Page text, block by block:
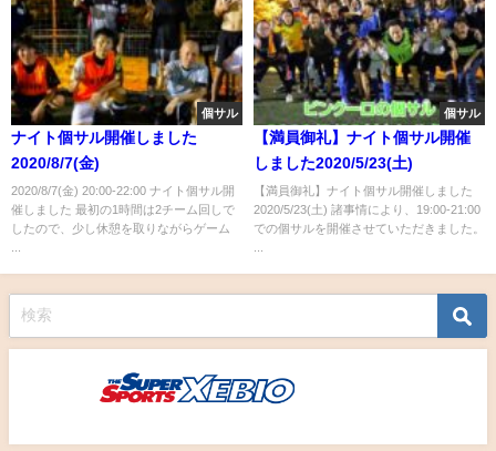
個サル
ナイト個サル開催しました
2020/8/7(金)
2020/8/7(金) 20:00-22:00 ナイト個サル開
催しました 最初の1時間は2チーム回しで
したので、少し休憩を取りながらゲーム
個サル
【満員御礼】ナイト個サル開催
しました2020/5/23(土)
【満員御礼】ナイト個サル開催しました
2020/5/23(土) 諸事情により、19:00-21:00
での個サルを開催させていただきました。